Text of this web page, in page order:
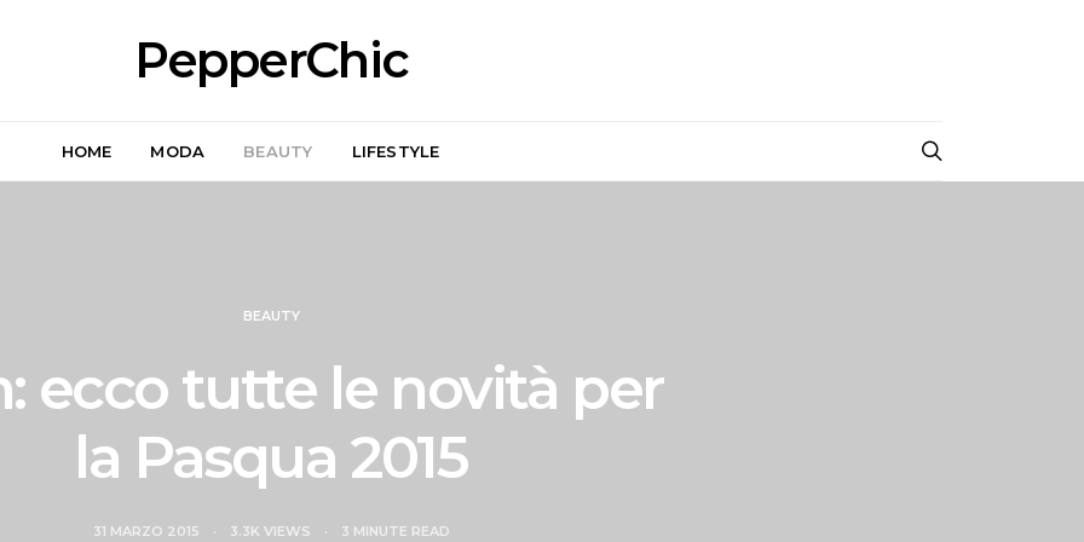
PepperChic
HOME MODA BEAUTY LIFESTYLE
BEAUTY
ecco tutte le novità per
la Pasqua 2015
31 MARZO 2015 3.3K VIEWS 3 MINUTE READ